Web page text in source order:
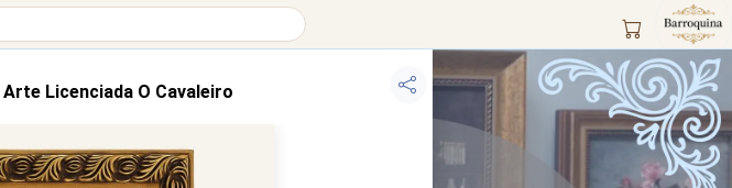
Licenciada O Cavaleiro